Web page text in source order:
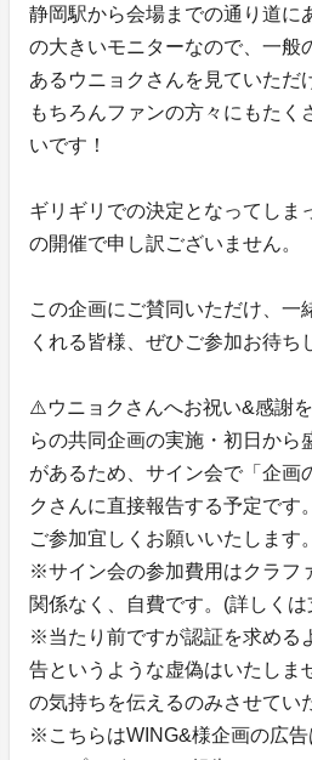
静岡駅から会場までの通り道に
の大きいモニターなので、一般
あるウニョクさんを見ていただ
もちろんファンの方々にもたく
いです！
ギリギリでの決定となってしま
の開催で申し訳ございません。
この企画にご賛同いただけ、一
くれる皆様、ぜひご参加お待ち
⚠️ウニョクさんへお祝い&感謝
らの共同企画の実施・初日から
があるため、サイン会で「企画
クさんに直接報告する予定です
ご参加宜しくお願いいたします。
※サイン会の参加費用はクラフ
関係なく、自費です。(詳しく
※当たり前ですが認証を求める
告というような虚偽はいたしま
の気持ちを伝えるのみさせてい
※こちらはWING&様企画の広